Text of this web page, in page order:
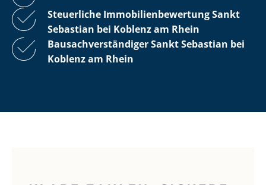
Steuerliche Im­mo­bi­li­en­be­wer­tungSankt
Sebastian bei Koblenz am Rhein
Bau­sach­ver­stän­di­ger Sankt Sebastian bei
Koblenz am Rhein